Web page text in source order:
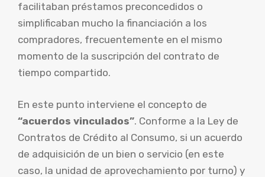
facilitaban préstamos preconcedidos o
simplificaban mucho la financiación a los
compradores, frecuentemente en el mismo
momento de la suscripción del contrato de
tiempo compartido.
En este punto interviene el concepto de
“acuerdos vinculados”. Conforme a la Ley de
Contratos de Crédito al Consumo, si un acuerdo
de adquisición de un bien o servicio (en este
caso, la unidad de aprovechamiento por turno) y